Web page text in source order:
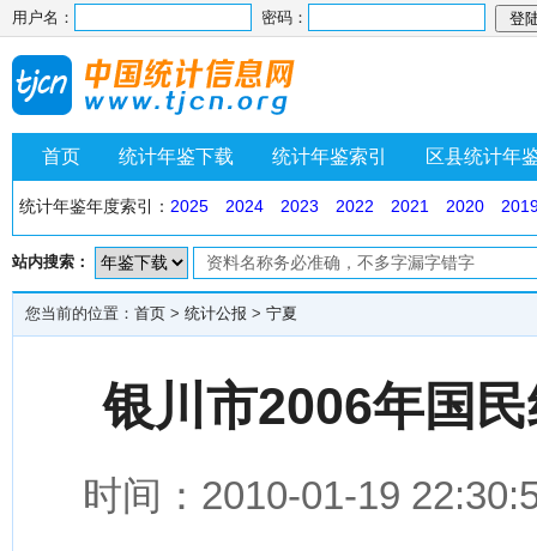
用户名： 密码：
首页 统计年鉴下载 统计年鉴索引 区县统计年
统计年鉴年度索引： 2025 2024 2023 2022 2021 2020
站内搜索：
您当前的位置： 首页 > 统计公报 > 宁夏
银川市2006年国
时间：2010-01-19